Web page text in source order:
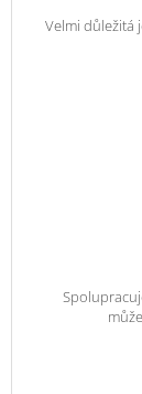
Velmi důležitá